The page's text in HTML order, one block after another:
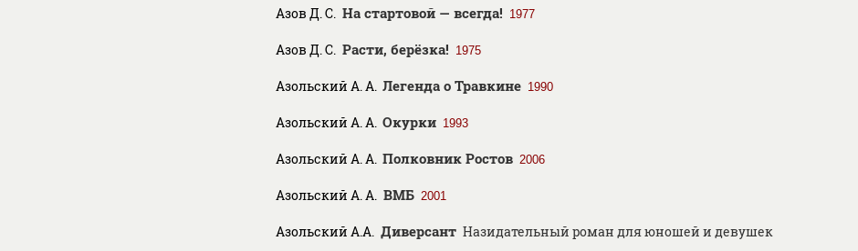
Азов Д. С. На стартовой — всегда! 1977
Азов Д. С. Расти, берёзка! 1975
Азольский А. А. Легенда о Травкине 1990
Азольский А. А. Окурки 1993
Азольский А. А. Полковник Ростов 2006
Азольский А. А. ВМБ 2001
Азольский А.А. Диверсант Назидательный роман для юношей и девушек